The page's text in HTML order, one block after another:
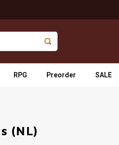
RPG Preorder SALE
(NL)